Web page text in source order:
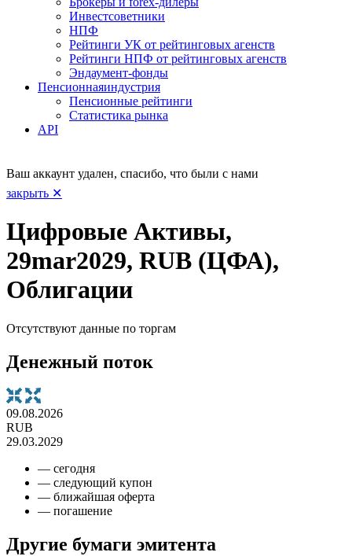
Инвестсоветники
НПФ
Рейтинги УК от рейтинговых агенств
Рейтинги НПФ от рейтинговых агенств
Эндаумент-фонды
Пенсионнаяиндустрия
Пенсионные рейтинги
Статистика рынка
API
Ваш аккаунт удален, спасибо, что были с нами
закрыть ✕
Цифровые Активы,
29mar2029, RUB (ЦФА),
Облигации
Отсутствуют данные по торгам
Денежный поток
09.08.2026
RUB
29.03.2029
— сегодня
— следующий купон
— ближайшая оферта
— погашение
Другие бумаги эмитента